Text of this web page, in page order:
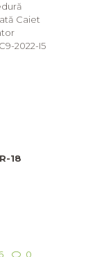
Caiet
2022-I5
18
0